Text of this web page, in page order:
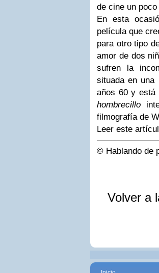
de cine un poco
En esta
película que
para otro tipo
amor de dos
sufren la
situada en una
años 60 y está
hombrecillo
filmografía de
Leer este
© Hablando de
Volver a